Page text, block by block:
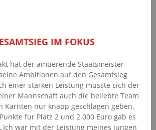
IM FOKUS
hat der amtierende Staatsmeister
Ambitionen auf den Gesamtsieg
einer starken Leistung musste sich der
Mannschaft auch die beliebte Team
Kärnten nur knapp geschlagen geben.
für Platz 2 und 2.000 Euro gab es
war mit der Leistung meines jungen